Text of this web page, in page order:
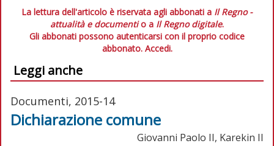
La lettura dell'articolo è riservata agli abbonati a Il Regno -
attualità e documentio a Il Regno digitale.
Gli abbonati possono autenticarsi con il proprio codice
abbonato. Accedi.
Leggi anche
Documenti, 2015-14
Dichiarazione comune
Giovanni Paolo II, Karekin II